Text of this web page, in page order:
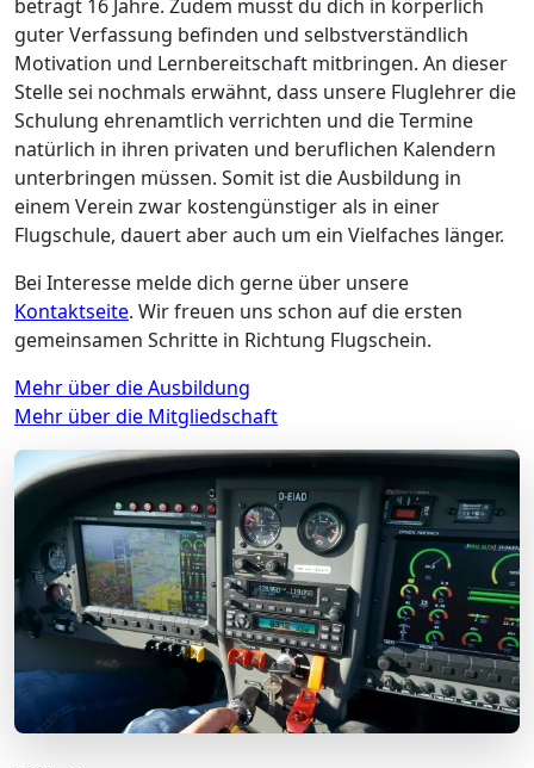
beträgt 16 Jahre. Zudem musst du dich in körperlich
guter Verfassung befinden und selbstverständlich
Motivation und Lernbereitschaft mitbringen. An dieser
Stelle sei nochmals erwähnt, dass unsere Fluglehrer die
Schulung ehrenamtlich verrichten und die Termine
natürlich in ihren privaten und beruflichen Kalendern
unterbringen müssen. Somit ist die Ausbildung in
einem Verein zwar kostengünstiger als in einer
Flugschule, dauert aber auch um ein Vielfaches länger.
Bei Interesse melde dich gerne über unsere
Kontaktseite. Wir freuen uns schon auf die ersten
gemeinsamen Schritte in Richtung Flugschein.
Mehr über die Ausbildung
Mehr über die Mitgliedschaft